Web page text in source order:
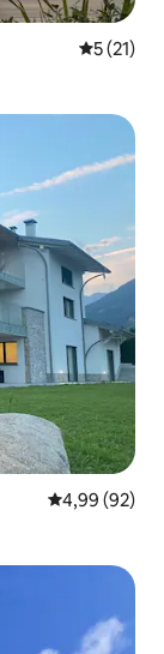
5 ud af 5
5 (21)
4,99 ud af 5 i
4,99 (92)